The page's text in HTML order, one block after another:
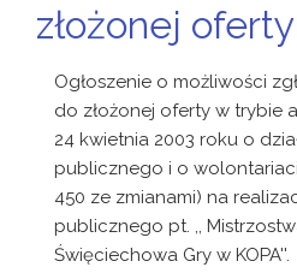
złożonej oferty
Ogłoszenie o możliwości
do złożonej oferty w trybie
24 kwietnia 2003 roku o
publicznego i o
450 ze zmianami) na
publicznego pt. ,,
Święciechowa Gry w KOPA''.